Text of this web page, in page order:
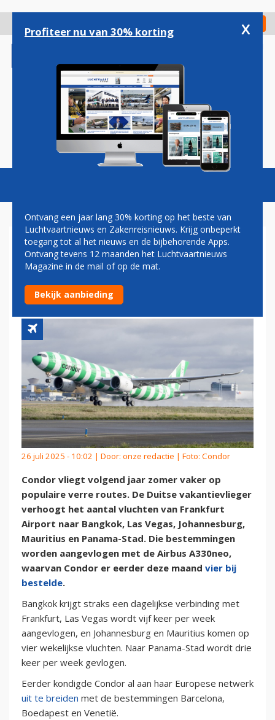
gaan
Check in
Magazine Podcasts Vacatures
CONDOR VOERT AANTAL
VLUCHTEN NAAR POPULAIRE
VERRE BESTEMMINGEN OP
26 juli 2025 - 10:02 | Door: onze redactie | Foto: Condor
Condor vliegt volgend jaar zomer vaker op
populaire verre routes. De Duitse vakantievlieger
verhoogt het aantal vluchten van Frankfurt
Airport naar Bangkok, Las Vegas, Johannesburg,
Mauritius en Panama-Stad. Die bestemmingen
worden aangevlogen met de Airbus A330neo,
waarvan Condor er eerder deze maand vier bij
bestelde.
Bangkok krijgt straks een dagelijkse verbinding met
Frankfurt, Las Vegas wordt vijf keer per week
aangevlogen, en Johannesburg en Mauritius komen op
vier wekelijkse vluchten. Naar Panama-Stad wordt drie
keer per week gevlogen.
Eerder kondigde Condor al aan haar Europese netwerk
uit te breiden met de bestemmingen Barcelona,
Boedapest en Venetië.
Profiteer nu van 30% korting x
Ontvang een jaar lang 30% korting op het beste van
Luchtvaartnieuws en Zakenreisnieuws. Krijg onbeperkt
toegang tot al het nieuws en de bijbehorende Apps.
Ontvang tevens 12 maanden het Luchtvaartnieuws
Magazine in de mail of op de mat.
Bekijk aanbieding